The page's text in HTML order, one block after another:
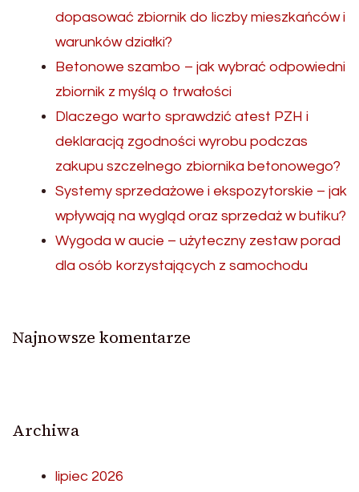
dopasować zbiornik do liczby mieszkańców i
warunków działki?
Betonowe szambo – jak wybrać odpowiedni
zbiornik z myślą o trwałości
Dlaczego warto sprawdzić atest PZH i
deklaracją zgodności wyrobu podczas
zakupu szczelnego zbiornika betonowego?
Systemy sprzedażowe i ekspozytorskie – jak
wpływają na wygląd oraz sprzedaż w butiku?
Wygoda w aucie – użyteczny zestaw porad
dla osób korzystających z samochodu
Najnowsze komentarze
Archiwa
lipiec 2026